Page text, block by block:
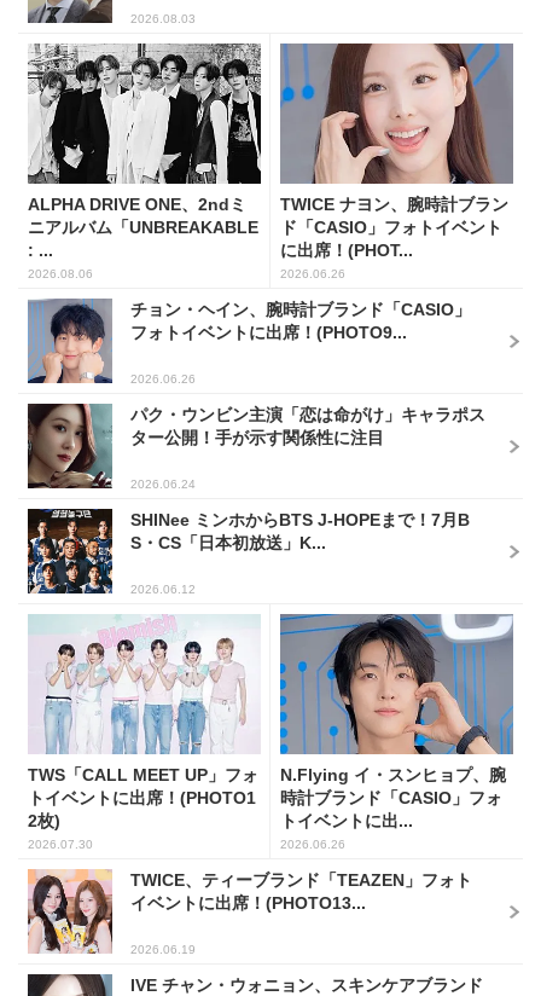
2026.08.03
ALPHA DRIVE ONE、2ndミ
ニアルバム「UNBREAKABLE
: ...
2026.08.06
TWICE ナヨン、腕時計ブラン
ド「CASIO」フォトイベント
に出席！(PHOT...
2026.06.26
チョン・ヘイン、腕時計ブランド「CASIO」
フォトイベントに出席！(PHOTO9...
2026.06.26
パク・ウンビン主演「恋は命がけ」キャラポス
ター公開！手が示す関係性に注目
2026.06.24
SHINee ミンホからBTS J-HOPEまで！7月B
S・CS「日本初放送」K...
2026.06.12
TWS「CALL MEET UP」フォ
トイベントに出席！(PHOTO1
2枚)
2026.07.30
N.Flying イ・スンヒョプ、腕
時計ブランド「CASIO」フォ
トイベントに出...
2026.06.26
TWICE、ティーブランド「TEAZEN」フォト
イベントに出席！(PHOTO13...
2026.06.19
IVE チャン・ウォニョン、スキンケアブランド